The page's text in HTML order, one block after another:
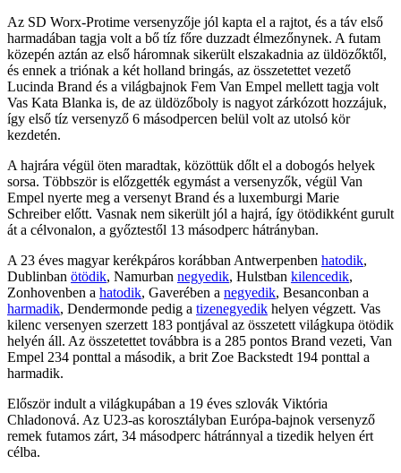
Az SD Worx-Protime versenyzője jól kapta el a rajtot, és a táv első
harmadában tagja volt a bő tíz főre duzzadt élmezőnynek. A futam
közepén aztán az első háromnak sikerült elszakadnia az üldözőktől,
és ennek a triónak a két holland bringás, az összetettet vezető
Lucinda Brand és a világbajnok Fem Van Empel mellett tagja volt
Vas Kata Blanka is, de az üldözőboly is nagyot zárkózott hozzájuk,
így első tíz versenyző 6 másodpercen belül volt az utolsó kör
kezdetén.
A hajrára végül öten maradtak, közöttük dőlt el a dobogós helyek
sorsa. Többször is előzgették egymást a versenyzők, végül Van
Empel nyerte meg a versenyt Brand és a luxemburgi Marie
Schreiber előtt. Vasnak nem sikerült jól a hajrá, így ötödikként gurult
át a célvonalon, a győztestől 13 másodperc hátrányban.
A 23 éves magyar kerékpáros korábban Antwerpenben hatodik,
Dublinban ötödik, Namurban negyedik, Hulstban kilencedik,
Zonhovenben a hatodik, Gaverében a negyedik, Besanconban a
harmadik, Dendermonde pedig a tizenegyedik helyen végzett. Vas
kilenc versenyen szerzett 183 pontjával az összetett világkupa ötödik
helyén áll. Az összetettet továbbra is a 285 pontos Brand vezeti, Van
Empel 234 ponttal a második, a brit Zoe Backstedt 194 ponttal a
harmadik.
Először indult a világkupában a 19 éves szlovák Viktória
Chladonová. Az U23-as korosztályban Európa-bajnok versenyző
remek futamos zárt, 34 másodperc hátránnyal a tizedik helyen ért
célba.